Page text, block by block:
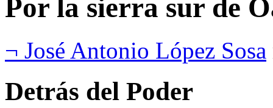
Por la sierra sur de
¬ José Antonio López Sosa
Detrás del Poder